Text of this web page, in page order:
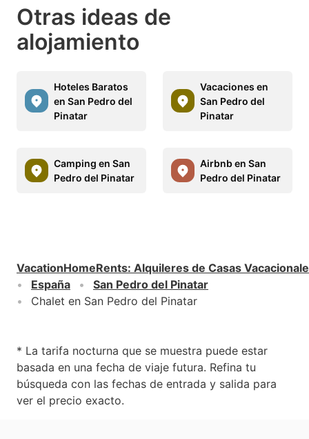
Otras ideas de
alojamiento
Hoteles Baratos
en San Pedro del
Pinatar
Vacaciones en
San Pedro del
Pinatar
Camping en San
Pedro del Pinatar
Airbnb en San
Pedro del Pinatar
VacationHomeRents: Alquileres de Casas
España
San Pedro del Pinatar
Chalet en San Pedro del Pinatar
* La tarifa nocturna que se muestra puede estar
basada en una fecha de viaje futura. Refina tu
búsqueda con las fechas de entrada y salida para
ver el precio exacto.